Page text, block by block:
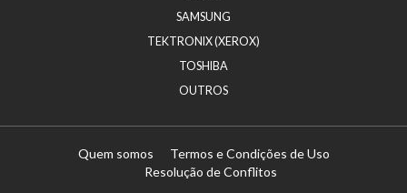
SAMSUNG
TEKTRONIX (XEROX)
TOSHIBA
OUTROS
Quem somos
Termos e Condições de Uso
Resolução de Conflitos